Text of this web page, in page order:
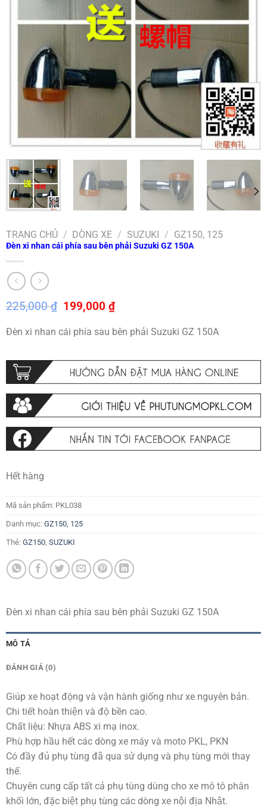
TRANG CHỦ / DÒNG XE / SUZUKI / GZ150, 125
Đèn xi nhan cái phía sau bên phải Suzuki GZ 150A
225,000₫ Giá
gốc
225,000 ₫.
199,000 ₫Giá
hiện
là:
Đèn xi nhan cái phía sau bên phải Suzuki GZ 150A
Hết hàng
Mã sản phẩm: PKL038
Danh mục: GZ150, 125
Thẻ: GZ150, SUZUKI
Đèn xi nhan cái phía sau bên phải Suzuki GZ 150A
MÔ TẢ
ĐÁNH GIÁ (0)
Giúp xe hoạt động và vận hành giống như xe nguyên bản.
Chi tiết hoàn thiện và độ bền cao.
Chất liệu: Nhựa ABS xi mạ inox.
Phù hợp hầu hết các dòng xe máy và moto PKL, PKN
Có đầy đủ phụ tùng đã qua sử dụng và phụ tùng mới thay
thế.
Chuyên cung cấp tất cả phụ tùng dùng cho xe mô tô phân
khối lớn, đặc biệt phụ tùng các dòng xe nội địa Nhật.